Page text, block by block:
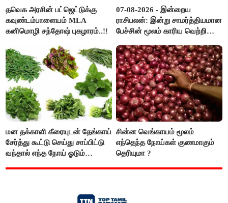
தவெக அரசின் பட்ஜெட்டுக்கு
கவுண்டம்பாளையம் MLA
கனிமொழி சந்தோஷ் புகழாரம்..!!
07-08-2026 - இன்றைய
ராசிபலன்: இன்று சாமர்த்தியமான
பேச்சின் மூலம் காரிய வெற்றி
பொறுப்புகளை ஒப்படைப்பதில்
கவனம் தேவை..!
மன தக்காளி கீரையுடன் தேங்காய்
சேர்த்து கூட்டு செய்து சாப்பிட்டு
வந்தால் எந்த நோய் ஓடும்
சின்ன வெங்காயம் மூலம்
எந்தெந்த நோய்கள் குணமாகும்
தெரியுமா ?